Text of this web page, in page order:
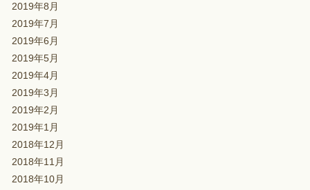
2019年8月
2019年7月
2019年6月
2019年5月
2019年4月
2019年3月
2019年2月
2019年1月
2018年12月
2018年11月
2018年10月